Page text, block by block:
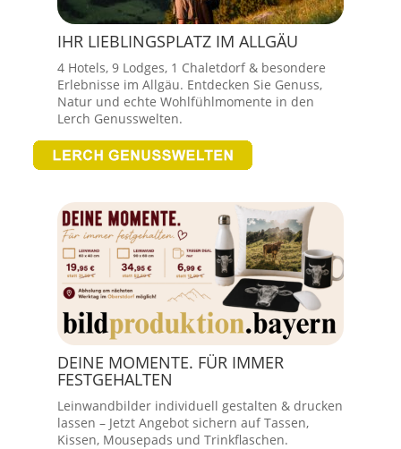
IHR LIEBLINGSPLATZ IM ALLGÄU
4 Hotels, 9 Lodges, 1 Chaletdorf & besondere
Erlebnisse im Allgäu. Entdecken Sie Genuss,
Natur und echte Wohlfühlmomente in den
Lerch Genusswelten.
DEINE MOMENTE. FÜR IMMER
FESTGEHALTEN
Leinwandbilder individuell gestalten & drucken
lassen – Jetzt Angebot sichern auf Tassen,
Kissen, Mousepads und Trinkflaschen.